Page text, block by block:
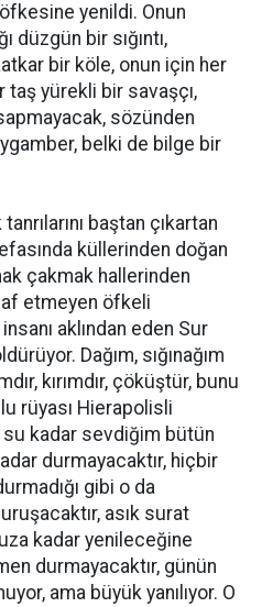
yenildi. Onun
düzgün bir sığıntı,
bir köle, onun için her
taş yürekli bir savaşçı,
sözünden
belki de bilge bir
baştan çıkartan
küllerinden doğan
çakmak hallerinden
af etmeyen öfkeli
insanı aklından eden Sur
Dağım, sığınağım
kırımdır, çöküştür, bunu
rüyası Hierapolisli
kadar sevdiğim bütün
durmayacaktır, hiçbir
gibi o da
asık surat
kadar yenileceğine
durmayacaktır, günün
ama büyük yanılıyor. O